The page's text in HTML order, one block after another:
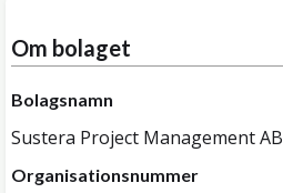
Om bolaget
Bolagsnamn
Sustera Project Management AB
Organisationsnummer